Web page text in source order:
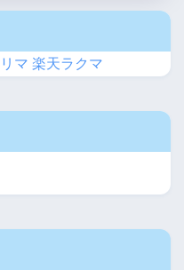
マ 楽天ラクマ